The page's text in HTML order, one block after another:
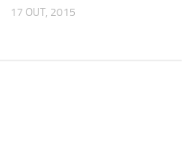
17 OUT, 2015